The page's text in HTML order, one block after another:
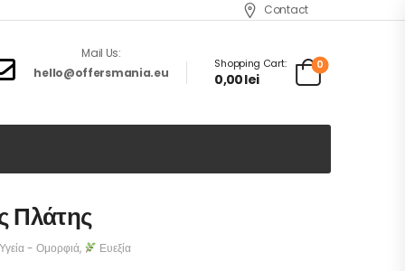
Contact
Mail Us:
hello@offersmania.eu
Shopping Cart:
0,00lei
0
Πλάτης
- Ομορφιά, Ευεξία